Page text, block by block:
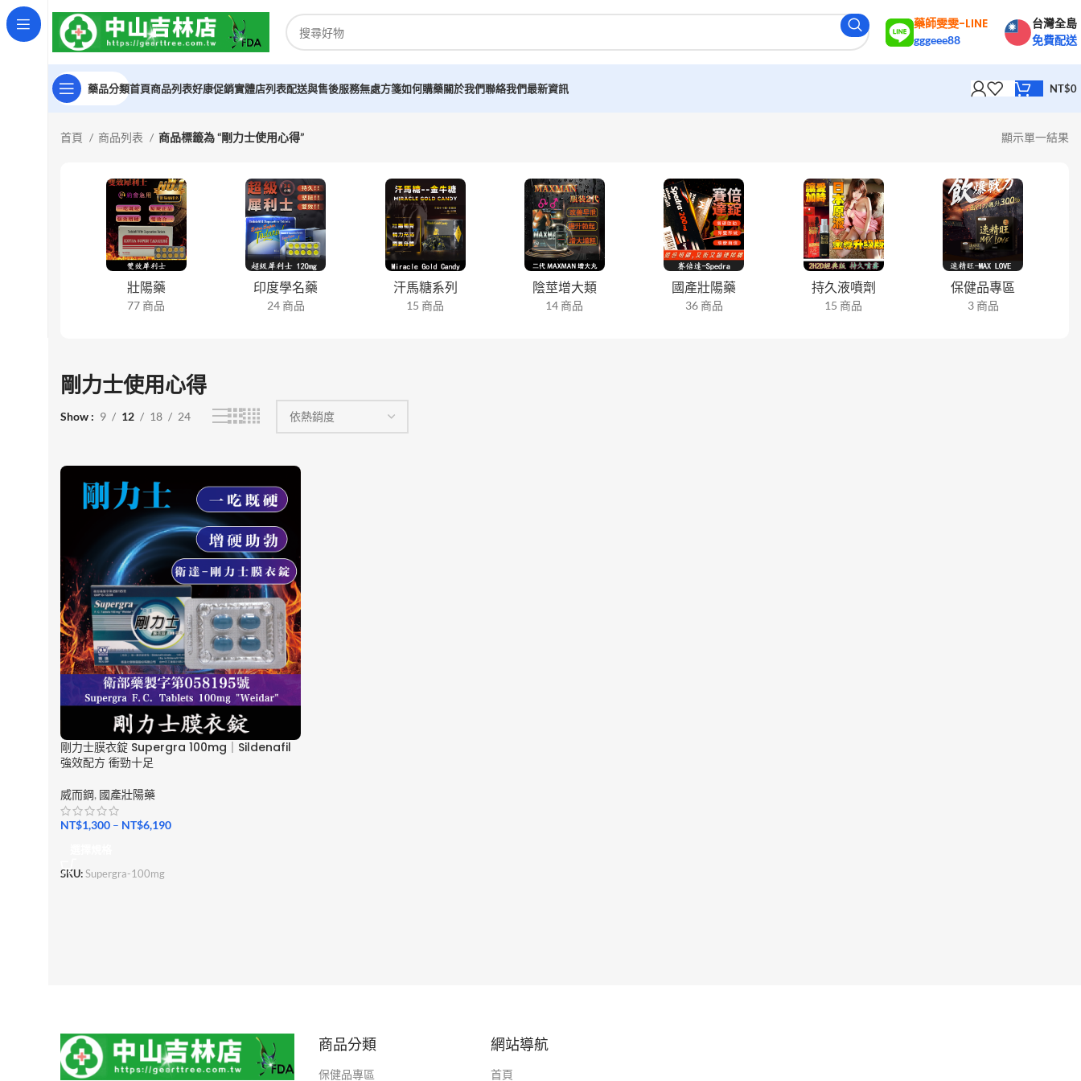
藥師雯雯-LINE
gggeee88
台灣全島
免費配送
藥品分類首頁商品列表好康促銷實體店列表配送與售後服務無處方箋如何購藥關於我們聯絡我們最新資訊 NT$0
首頁 商品列表 商品標籤為 “剛力士使用心得” 顯示單一結果
壯陽藥
77 商品
印度學名藥
24 商品
汗馬糖系列
15 商品
陰莖增大類
14 商品
國產壯陽藥
36 商品
持久液噴劑
15 商品
保健品專區
3 商品
剛力士使用心得
Show 9 12 18 24
剛力士膜衣錠 Supergra 100mg｜Sildenafil
強效配方 衝勁十足
威而鋼, 國產壯陽藥
NT$1,300 – NT$6,190
SKU:Supergra-100mg
商品分類
保健品專區
網站導航
首頁